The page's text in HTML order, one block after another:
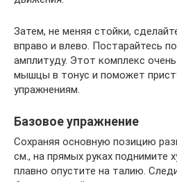
Затем, не меняя стойки,
вправо и влево. Постарайтесь
амплитуду. Этот комплекс
мышцы в тонус и поможет
упражнениям.
Базовое упражнение
Сохраняя основную позицию
см., на прямых руках поднимите
плавно опустите на талию.